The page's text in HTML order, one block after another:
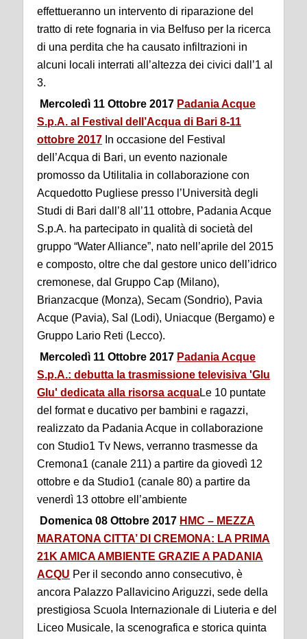
effettueranno un intervento di riparazione del
tratto di rete fognaria in via Belfuso per la ricerca
di una perdita che ha causato infiltrazioni in
alcuni locali interrati all’altezza dei civici dall’1 al
3.
Mercoledì 11 Ottobre 2017 Padania Acque
S.p.A. al Festival dell’Acqua di Bari 8-11
ottobre 2017 In occasione del Festival
dell’Acqua di Bari, un evento nazionale
promosso da Utilitalia in collaborazione con
Acquedotto Pugliese presso l’Università degli
Studi di Bari dall’8 all’11 ottobre, Padania Acque
S.p.A. ha partecipato in qualità di società del
gruppo “Water Alliance”, nato nell’aprile del 2015
e composto, oltre che dal gestore unico dell’idrico
cremonese, dal Gruppo Cap (Milano),
Brianzacque (Monza), Secam (Sondrio), Pavia
Acque (Pavia), Sal (Lodi), Uniacque (Bergamo) e
Gruppo Lario Reti (Lecco).
Mercoledì 11 Ottobre 2017 Padania Acque
S.p.A.: debutta la trasmissione televisiva 'Glu
Glu' dedicata alla risorsa acquaLe 10 puntate
del format e ducativo per bambini e ragazzi,
realizzato da Padania Acque in collaborazione
con Studio1 Tv News, verranno trasmesse da
Cremona1 (canale 211) a partire da giovedì 12
ottobre e da Studio1 (canale 80) a partire da
venerdì 13 ottobre ell’ambiente
Domenica 08 Ottobre 2017 HMC – MEZZA
MARATONA CITTA’ DI CREMONA: LA PRIMA
21K AMICA AMBIENTE GRAZIE A PADANIA
ACQU Per il secondo anno consecutivo, è
ancora Palazzo Pallavicino Ariguzzi, sede della
prestigiosa Scuola Internazionale di Liuteria e del
Liceo Musicale, la scenografica e storica quinta